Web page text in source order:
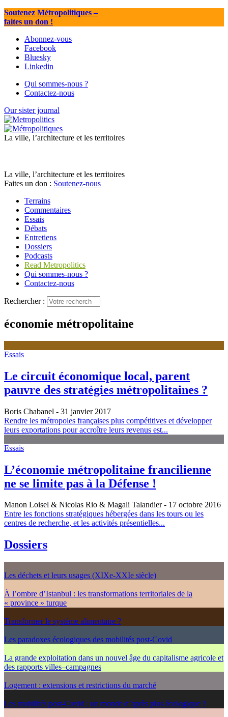
Soutenez Métropolitiques–
faites un don !
Abonnez-vous
Facebook
Bluesky
Linkedin
Qui sommes-nous ?
Contactez-nous
Our sister journal
La ville, l’architecture et les territoires
La ville, l’architecture et les territoires
Faites un don : Soutenez-nous
Terrains
Commentaires
Essais
Débats
Entretiens
Dossiers
Podcasts
Read Metropolitics
Qui sommes-nous ?
Contactez-nous
Rechercher :
économie métropolitaine
Essais
Le circuit économique local, parent
pauvre des stratégies métropolitaines ?
Boris Chabanel - 31 janvier 2017
Rendre les métropoles françaises plus compétitives et développer
leurs exportations pour accroître leurs revenus est...
Essais
L’économie métropolitaine francilienne
ne se limite pas à la Défense !
Manon Loisel & Nicolas Rio & Magali Talandier- 17 octobre 2016
Entre les fonctions stratégiques hébergées dans les tours ou les
centres de recherche, et les activités présentielles...
Dossiers
Les déchets et leurs usages (XIXe-XXIe siècle)
À l’ombre d’Istanbul : les transformations territoriales de la
« province » turque
Transformer le système alimentaire ?
Les paradoxes écologiques des mobilités post-Covid
La grande exploitation dans un nouvel âge du capitalisme agricole et
des rapports villes–campagnes
Logement : extensions et restrictions du marché
Les mobilités post-Covid : un monde d’après plus écologique ?